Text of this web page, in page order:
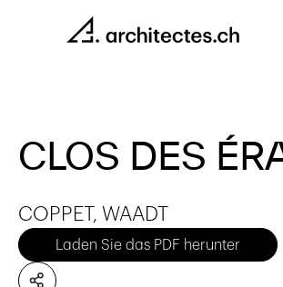
CLOS DES
COPPET, WAADT
Laden Sie das PDF herunter